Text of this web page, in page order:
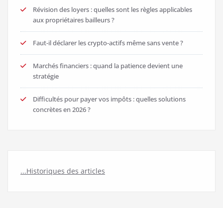
Révision des loyers : quelles sont les règles applicables
aux propriétaires bailleurs ?
Faut-il déclarer les crypto-actifs même sans vente ?
Marchés financiers : quand la patience devient une
stratégie
Difficultés pour payer vos impôts : quelles solutions
concrètes en 2026 ?
...Historiques des articles